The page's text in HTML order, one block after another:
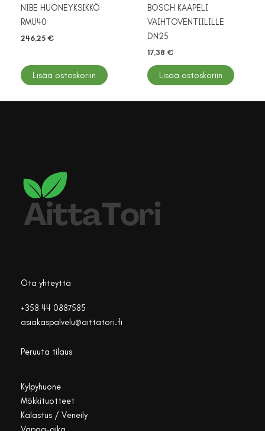
NIBE HUONEYKSIKKÖ
RMU40
246,25 €
Lisää ostoskoriin
BOSCH KAAPELI
VAIHTOVENTIILILLE
DN25
17,38 €
Lisää ostoskoriin
Ota yhteyttä
+358 44 0887585
asiakaspalvelu@aittatori.fi
Peruuta tilaus
Kylpyhuone
Mökkituotteet
Kalastus / Veneily